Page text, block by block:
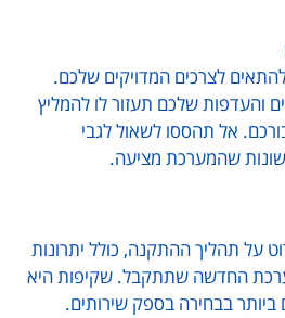
לצרכים המדויקים שלכם.
שלכם תעזור לו להמליץ
אל תהססו לשאול לגבי
שהמערכת מציעה.
על תהליך ההתקנה, כולל יתרונות
החדשה שתתקבל. שקיפות היא
בבחירה בספק שירותים.